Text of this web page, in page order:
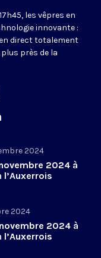
les vêpres en
innovante :
direct totalement
près de la
2024
2024 à
l’Auxerrois
2024
2024 à
l’Auxerrois